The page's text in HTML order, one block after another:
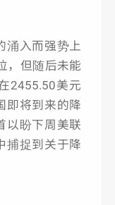
涌入而强势上
，但随后未能
2455.50美元
即将到来的降
以盼下周美联
捕捉到关于降